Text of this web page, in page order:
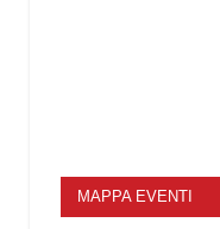
MAPPA EVENTI